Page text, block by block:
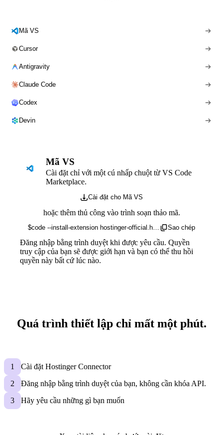
Mã VS
Cursor
Antigravity
Claude Code
Codex
Devin
Mã VS
Cài đặt chỉ với một cú nhấp chuột từ VS Code
Marketplace.
Cài đặt cho Mã VS
hoặc thêm thủ công vào trình soạn thảo mã.
$code --install-extension hostinger-official.hostinger-connector
Sao chép
Đăng nhập bằng trình duyệt khi được yêu cầu. Quyền
truy cập của bạn sẽ được giới hạn và bạn có thể thu hồi
quyền này bất cứ lúc nào.
Quá trình thiết lập chỉ mất một phút.
1 Cài đặt Hostinger Connector
2
Đăng nhập bằng trình duyệt của bạn, không cần khóa API.
3
Hãy yêu cầu những gì bạn muốn